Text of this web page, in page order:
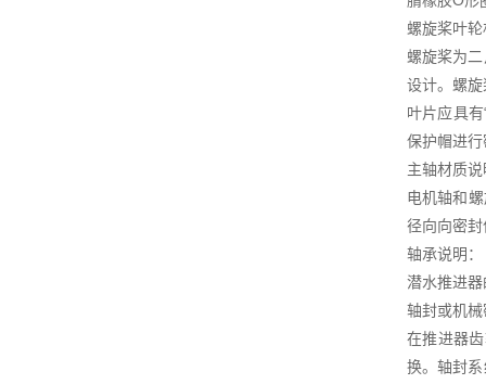
螺旋桨叶
螺旋桨为
设计。螺
叶片应具
保护帽进
主轴材质
电机轴和
径向向密
轴承说明：
潜水推进
轴封或机
在推进器
换。轴封